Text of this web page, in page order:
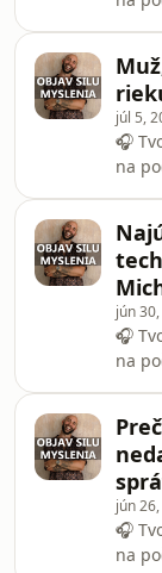
ti
aj
na
ti
júl 5,
🎧
na
aj
na
ti
jún
🎧
na
aj
na
jún
🎧
na